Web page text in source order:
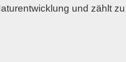
und zählt